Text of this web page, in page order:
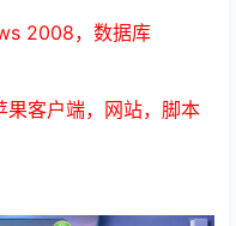
2008，数据库
果客户端，网站，脚本